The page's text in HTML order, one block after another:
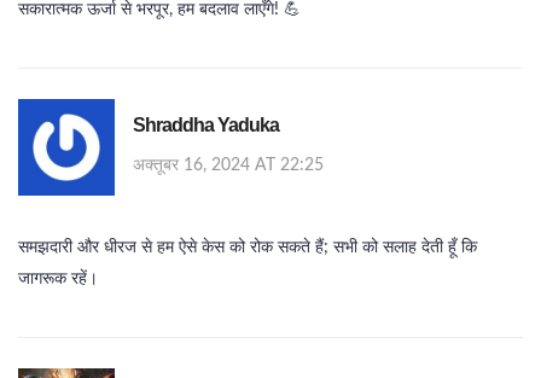
सकारात्मक ऊर्जा से भरपूर, हम बदलाव लाएँगे! 💪
Shraddha Yaduka
अक्तूबर 16, 2024 AT 22:25
समझदारी और धीरज से हम ऐसे केस को रोक सकते हैं; सभी को सलाह देती हूँ कि
जागरूक रहें।